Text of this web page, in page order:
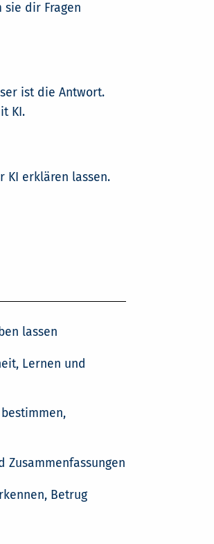
sie dir Fragen
ist die Antwort.
KI.
KI erklären lassen.
lassen
Lernen und
Zusammenfassungen
Betrug